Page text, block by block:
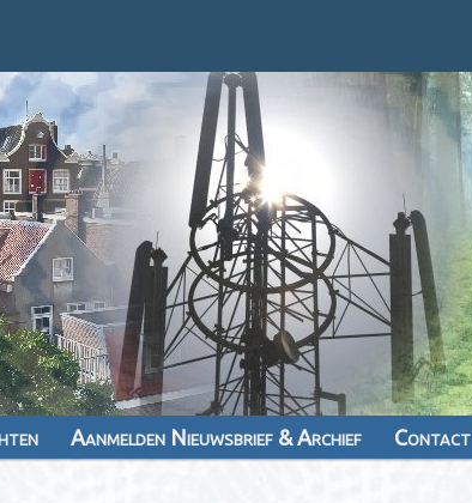
Aanmelden Nieuwsbrief & Archief Contact